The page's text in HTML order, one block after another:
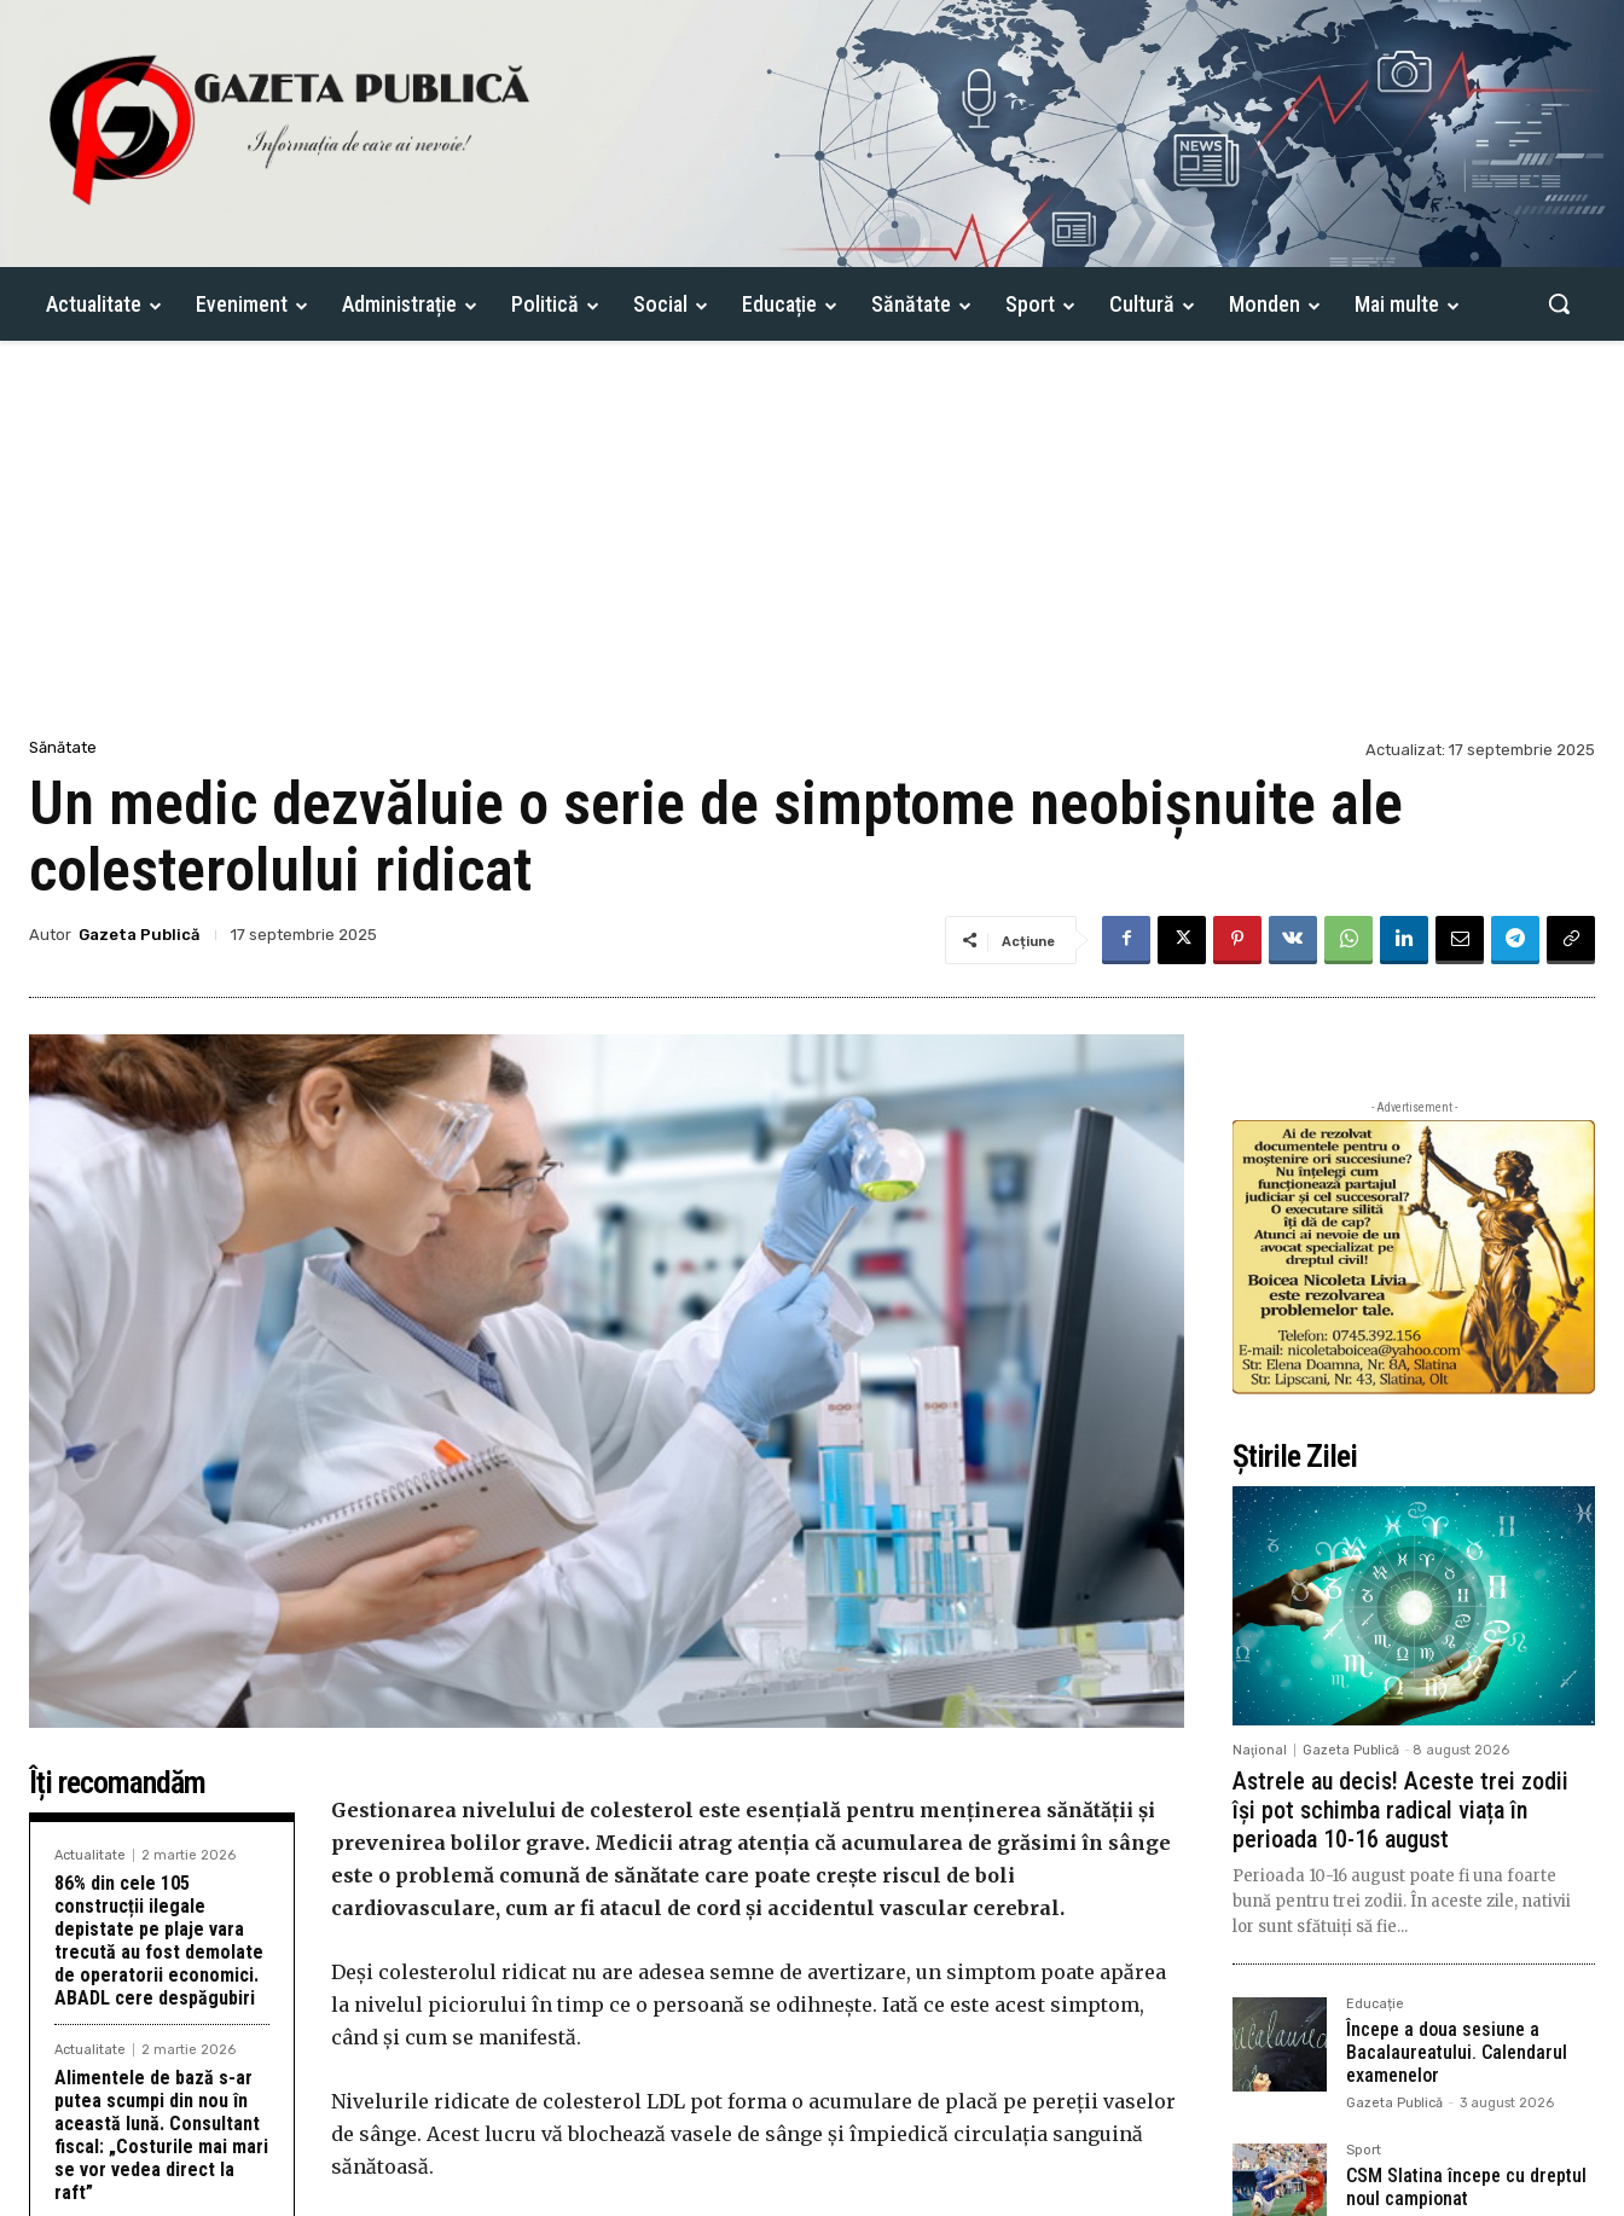
Actualitate Eveniment Administrație Politică Social Educație Sănătate Sport Cultură Monden Mai multe
Sănătate Actualizat: 17 septembrie 2025
Un medic dezvăluie o serie de simptome neobişnuite ale
colesterolului ridicat
Autor Gazeta Publică 17 septembrie 2025 Acțiune
Îți recomandăm
Actualitate 2 martie 2026
86% din cele 105
construcții ilegale
depistate pe plaje vara
trecută au fost demolate
de operatorii economici.
ABADL cere despăgubiri
Actualitate 2 martie 2026
Alimentele de bază s-ar
putea scumpi din nou în
această lună. Consultant
fiscal: „Costurile mai mari
se vor vedea direct la
raft”
Gestionarea nivelului de colesterol este esențială pentru menținerea sănătății și
prevenirea bolilor grave. Medicii atrag atenţia că acumularea de grăsimi în sânge
este o problemă comună de sănătate care poate crește riscul de boli
cardiovasculare, cum ar fi atacul de cord și accidentul vascular cerebral.
Deși colesterolul ridicat nu are adesea semne de avertizare, un simptom poate apărea
la nivelul piciorului în timp ce o persoană se odihnește. Iată ce este acest simptom,
când și cum se manifestă.
Nivelurile ridicate de colesterol LDL pot forma o acumulare de placă pe pereții vaselor
de sânge. Acest lucru vă blochează vasele de sânge și împiedică circulația sanguină
sănătoasă.
- Advertisement -
Știrile Zilei
Naţional Gazeta Publică - 8 august 2026
Astrele au decis! Aceste trei zodii
își pot schimba radical viața în
perioada 10-16 august
Perioada 10-16 august poate fi una foarte
bună pentru trei zodii. În aceste zile, nativii
lor sunt sfătuiți să fie...
Educație
Începe a doua sesiune a
Bacalaureatului. Calendarul
examenelor
Gazeta Publică - 3 august 2026
Sport
CSM Slatina începe cu dreptul
noul campionat